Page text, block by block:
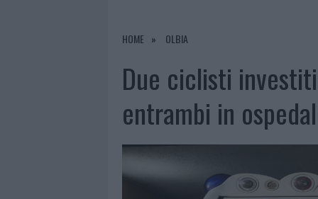
6 AGOSTO 2026
HOME OLBIA
Due ciclisti
entrambi in